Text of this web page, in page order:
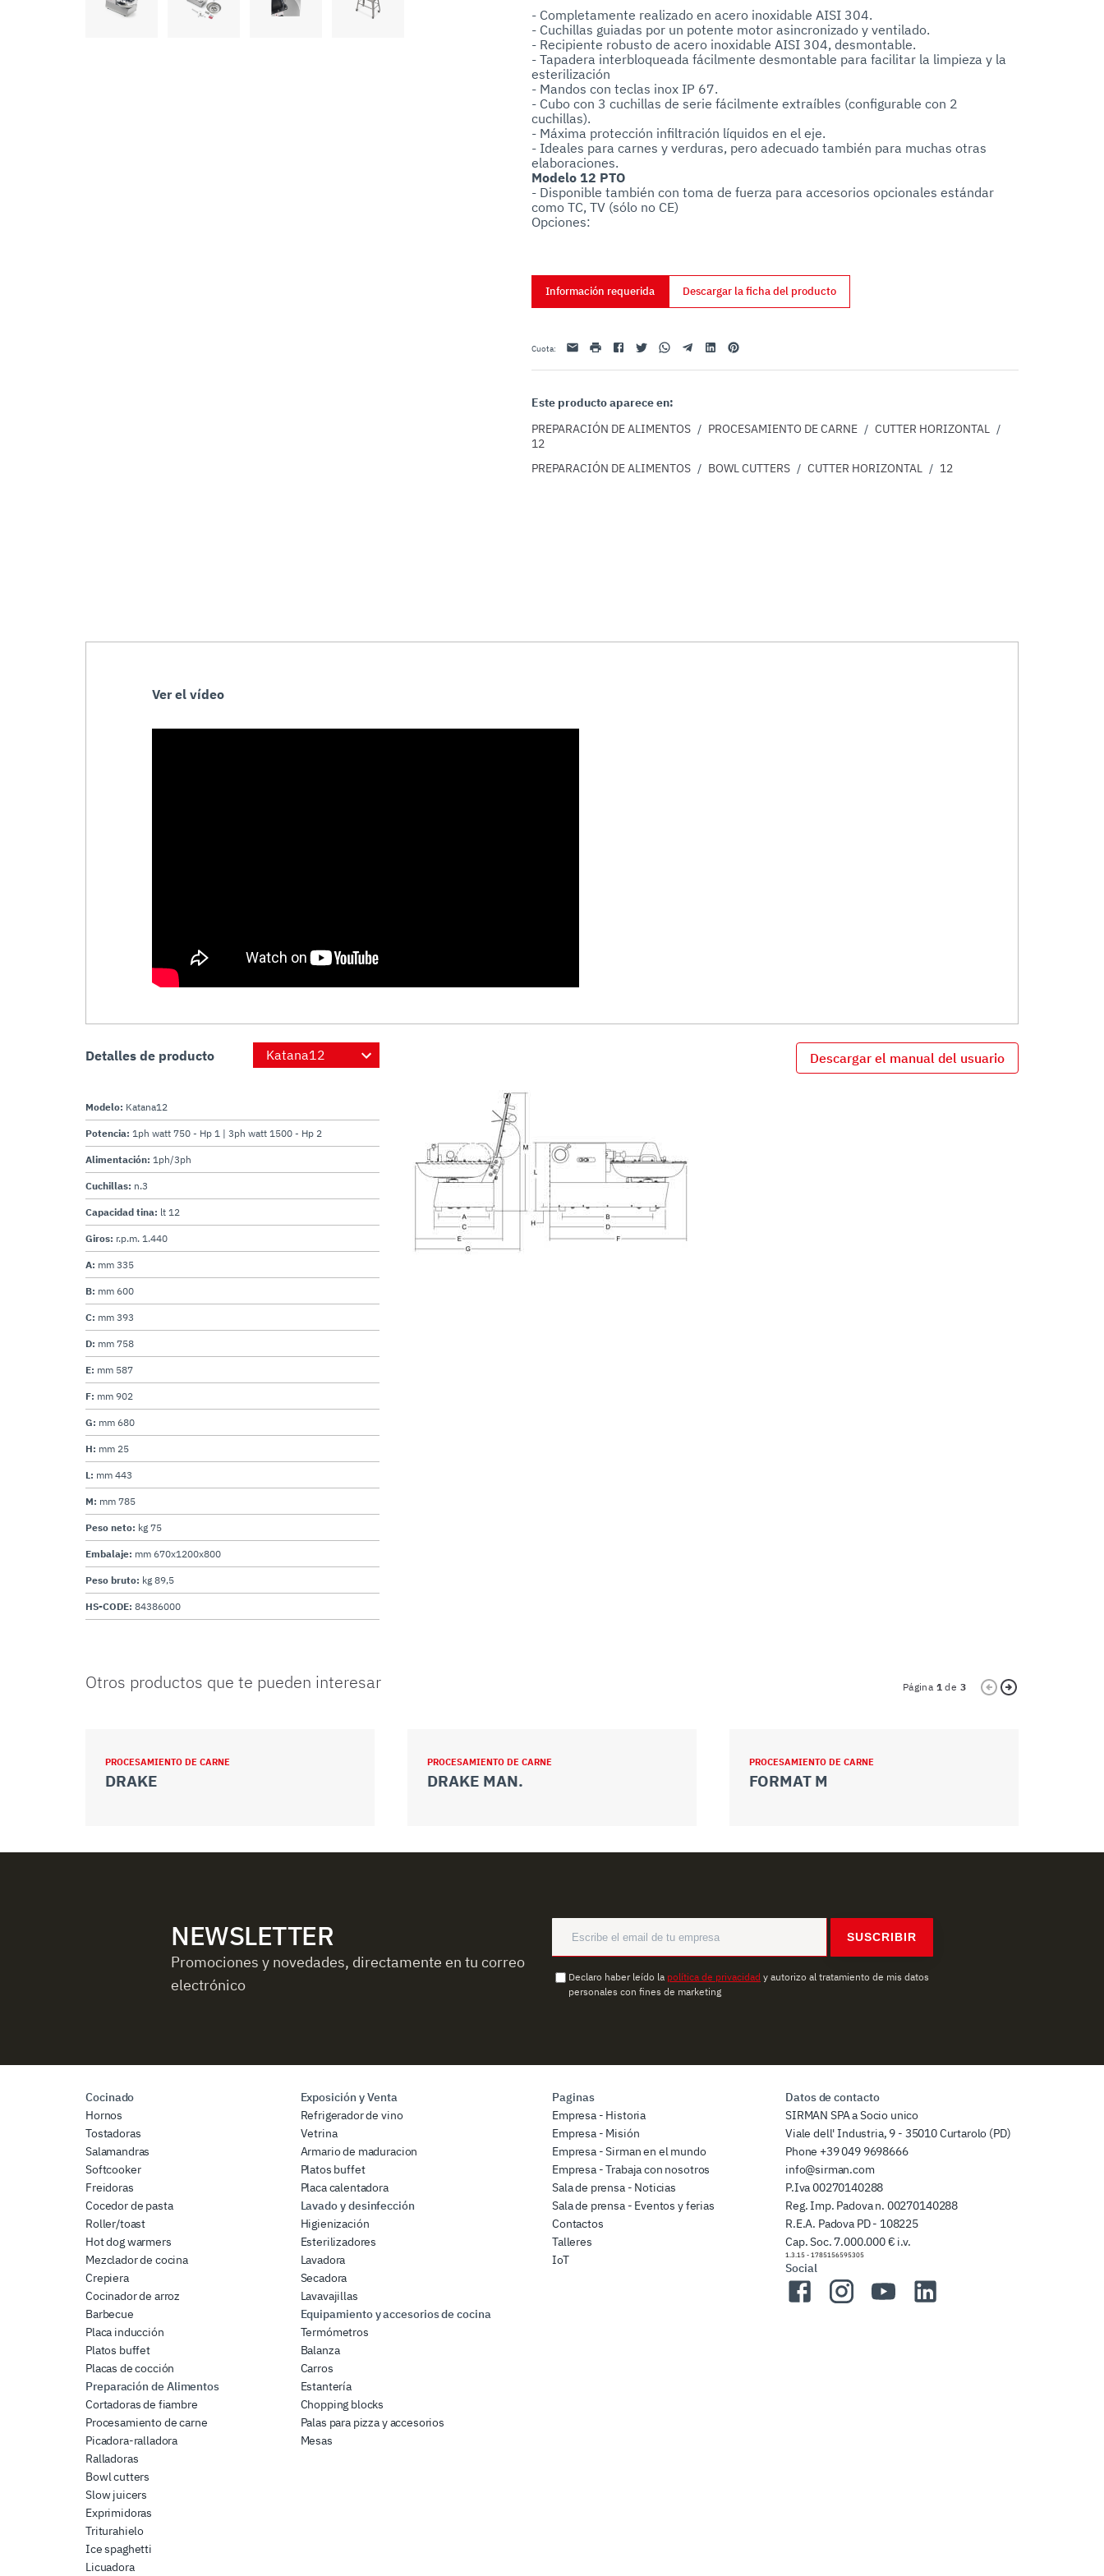
informazioni che ha fornito loro o che hanno raccolto dal suo utilizzo dei loro servizi.
- Completamente realizado en acero inoxidable AISI 304.
- Cuchillas guiadas por un potente motor asincronizado y ventilado.
- Recipiente robusto de acero inoxidable AISI 304, desmontable.
- Tapadera interbloqueada fácilmente desmontable para facilitar la limpieza y la
esterilización
- Mandos con teclas inox IP 67.
- Cubo con 3 cuchillas de serie fácilmente extraíbles (configurable con 2
cuchillas).
- Máxima protección infiltración líquidos en el eje.
- Ideales para carnes y verduras, pero adecuado también para muchas otras
Modelo 12 PTO
- Disponible también con toma de fuerza para accesorios opcionales estándar
como TC, TV (sólo no CE)
Opciones:
Información requerida Descargar la ficha del producto
Cuota: Email impresiónFacebookTwitterWhatsappTelegramLinkedinPinterest
Este producto aparece en:
PREPARACIÓN DE ALIMENTOS / PROCESAMIENTO DE CARNE / CUTTER HORIZONTAL /
12
PREPARACIÓN DE ALIMENTOS / BOWL CUTTERS / CUTTER HORIZONTAL / 12
Ver el vídeo
Detalles de producto
Modelo: Katana12
Potencia: 1ph watt 750 - Hp 1 | 3ph watt 1500 - Hp 2
Alimentación: 1ph/3ph
Cuchillas: n.3
Capacidad tina: lt 12
Giros: r.p.m. 1.440
A: mm 335
B: mm 600
C: mm 393
D: mm 758
E: mm 587
F: mm 902
G: mm 680
H: mm 25
L: mm 443
M: mm 785
Peso neto: kg 75
Embalaje: mm 670x1200x800
Peso bruto: kg 89,5
HS-CODE: 84386000
Descargar el manual del usuario
Otros productos que te pueden interesar Página 1de 3
PROCESAMIENTO DE CARNE
DRAKE
PROCESAMIENTO DE CARNE
DRAKE MAN.
PROCESAMIENTO DE CARNE
FORMAT M
NEWSLETTER
Promociones y novedades, directamente en tu correo
electrónico
SUSCRIBIR
Declaro haber leído la política de privacidad y autorizo al tratamiento de mis datos
personales con fines de marketing
Cocinado
Hornos
Tostadoras
Salamandras
Softcooker
Freidoras
Cocedor de pasta
Roller/toast
Hot dog warmers
Mezclador de cocina
Crepiera
Cocinador de arroz
Barbecue
Placa inducción
Platos buffet
Placas de cocción
Preparación de Alimentos
Cortadoras de fiambre
Procesamiento de carne
Picadora-ralladora
Ralladoras
Bowl cutters
Slow juicers
Exprimidoras
Triturahielo
Ice spaghetti
Licuadora
Exposición y Venta
Refrigerador de vino
Vetrina
Armario de maduracion
Platos buffet
Placa calentadora
Lavado y desinfección
Higienización
Esterilizadores
Lavadora
Secadora
Lavavajillas
Equipamiento y accesorios de cocina
Termómetros
Balanza
Carros
Estantería
Chopping blocks
Palas para pizza y accesorios
Mesas
Paginas
Empresa - Historia
Empresa - Misión
Empresa - Sirman en el mundo
Empresa - Trabaja con nosotros
Sala de prensa - Noticias
Sala de prensa - Eventos y ferias
Contactos
Talleres
IoT
Datos de contacto
SIRMAN SPA a Socio unico
Viale dell' Industria, 9 - 35010 Curtarolo (PD)
Phone +39 049 9698666
info@sirman.com
P.Iva 00270140288
Reg. Imp. Padova n. 00270140288
R.E.A. Padova PD - 108225
Cap. Soc. 7.000.000 € i.v.
1.3.15 - 1785156595305
Social
FacebookInstagramYouTubeLinkedIn